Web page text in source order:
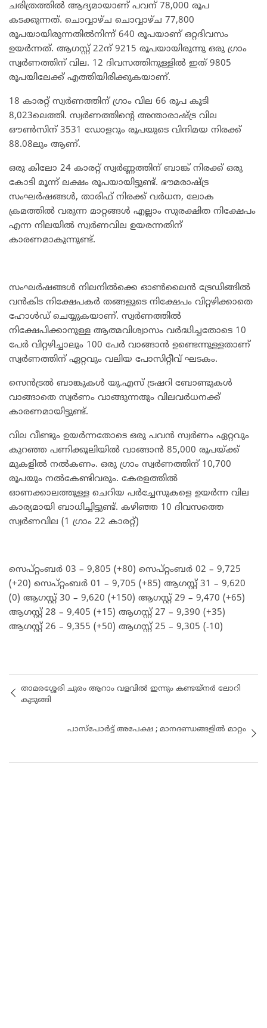
ചരിത്രത്തിൽ ആദ്യമായാണ് പവന് 78,000 രൂപ
കടക്കുന്നത്. ചൊവ്വാഴ്ച ചൊവ്വാഴ്ച 77,800
രൂപയായിരുന്നതിൽനിന്ന് 640 രൂപയാണ് ഒറ്റദിവസം
ഉയർന്നത്. ആഗസ്റ്റ് 22ന് 9215 രൂപയായിരുന്നു ഒരു ഗ്രാം
സ്വർണത്തിന് വില. 12 ദിവസത്തിനുള്ളിൽ ഇത് 9805
രൂപയിലേക്ക് എത്തിയിരിക്കുകയാണ്.
18 കാരറ്റ് സ്വർണത്തിന് ഗ്രാം വില 66 രൂപ കൂടി
8,023ലെത്തി. സ്വർണത്തിന്‍റെ അന്താരാഷ്ട്ര വില
ഔൺസിന് 3531 ഡോളറും രൂപയുടെ വിനിമയ നിരക്ക്
88.08ലും ആണ്.
ഒരു കിലോ 24 കാരറ്റ് സ്വർണ്ണത്തിന് ബാങ്ക് നിരക്ക് ഒരു
കോടി മൂന്ന് ലക്ഷം രൂപയായിട്ടുണ്ട്. ഭൗമരാഷ്ട്ര
സംഘർഷങ്ങൾ, താരിഫ് നിരക്ക് വർധന, ലോക
ക്രമത്തിൽ വരുന്ന മാറ്റങ്ങൾ എല്ലാം സുരക്ഷിത നിക്ഷേപം
എന്ന നിലയിൽ സ്വർണവില ഉയരന്നതിന്
കാരണമാകുന്നുണ്ട്.
സംഘർഷങ്ങൾ നിലനിൽക്കെ ഓൺലൈൻ ട്രേഡിങ്ങിൽ
വൻകിട നിക്ഷേപകർ തങ്ങളുടെ നിക്ഷേപം വിറ്റഴിക്കാതെ
ഹോൾഡ് ചെയ്യുകയാണ്. സ്വർണത്തിൽ
നിക്ഷേപിക്കാനുള്ള ആത്മവിശ്വാസം വർദ്ധിച്ചതോടെ 10
പേർ വിറ്റഴിച്ചാലും 100 പേർ വാങ്ങാൻ ഉണ്ടെന്നുള്ളതാണ്
സ്വർണത്തിന് ഏറ്റവും വലിയ പോസിറ്റീവ് ഘടകം.
സെൻട്രൽ ബാങ്കുകൾ യു.എസ് ട്രഷറി ബോണ്ടുകൾ
വാങ്ങാതെ സ്വർണം വാങ്ങുന്നതും വിലവർധനക്ക്
കാരണമായിട്ടുണ്ട്.
വില വീണ്ടും ഉയർന്നതോടെ ഒരു പവൻ സ്വർണം ഏറ്റവും
കുറഞ്ഞ പണിക്കൂലിയിൽ വാങ്ങാൻ 85,000 രൂപയ്ക്ക്
മുകളിൽ നൽകണം. ഒരു ഗ്രാം സ്വർണത്തിന് 10,700
രൂപയും നൽകേണ്ടിവരും. കേരളത്തിൽ
ഓണക്കാലത്തുള്ള ചെറിയ പർച്ചേസുകളെ ഉയർന്ന വില
കാര്യമായി ബാധിച്ചിട്ടുണ്ട്. കഴിഞ്ഞ 10 ദിവസത്തെ
സ്വര്‍ണവില (1 ഗ്രാം 22 കാരറ്റ്)
സെപ്റ്റംബർ 03 – 9,805 (+80) സെപ്റ്റംബർ 02 – 9,725
(+20) സെപ്റ്റംബർ 01 – 9,705 (+85) ആഗസ്റ്റ് 31 – 9,620
(0) ആഗസ്റ്റ് 30 – 9,620 (+150) ആഗസ്റ്റ് 29 – 9,470 (+65)
ആഗസ്റ്റ് 28 – 9,405 (+15) ആഗസ്റ്റ് 27 – 9,390 (+35)
ആഗസ്റ്റ് 26 – 9,355 (+50) ആഗസ്റ്റ് 25 – 9,305 (-10)
താമരശ്ശേരി ചുരം ആറാം വളവില്‍ ഇന്നും കണ്ടയ്‌നര്‍ ലോറി
കുടുങ്ങി
പാസ്‌പോർട്ട് അപേക്ഷ ; മാനദണ്ഡങ്ങളില്‍ മാറ്റം